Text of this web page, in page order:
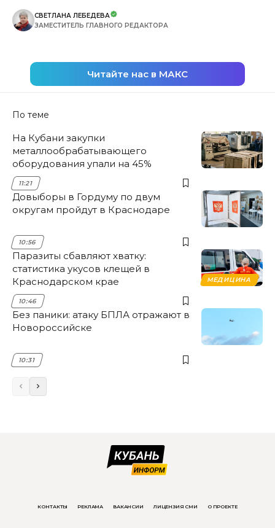
СВЕТЛАНА ЛЕБЕДЕВА
ЗАМЕСТИТЕЛЬ ГЛАВНОГО РЕДАКТОРА
Читайте нас в МАКС
По теме
На Кубани закупки
металлообрабатывающего
оборудования упали на 45%
11:21
Довыборы в Гордуму по двум
округам пройдут в Краснодаре
10:56
МЕДИЦИНА
Паразиты сбавляют хватку:
статистика укусов клещей в
Краснодарском крае
10:46
Без паники: атаку БПЛА отражают в
Новороссийске
10:31
КОНТАКТЫ РЕКЛАМА ВАКАНСИИ ЛИЦЕНЗИЯ СМИ О ПРОЕКТЕ